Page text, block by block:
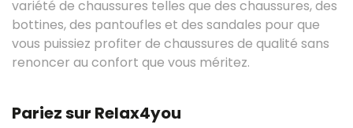
variété de chaussures telles que des chaussures, des
bottines, des pantoufles et des sandales pour que
vous puissiez profiter de chaussures de qualité sans
renoncer au confort que vous méritez.
Pariez sur Relax4you